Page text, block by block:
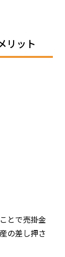
リット
とで売掛金
の差し押さ